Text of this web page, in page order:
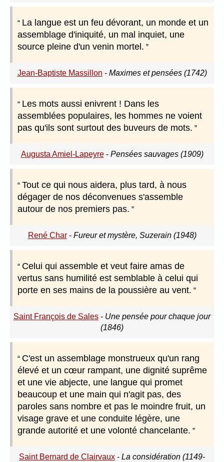
La langue est un feu dévorant, un monde et un
assemblage d'iniquité, un mal inquiet, une
source pleine d'un venin mortel.
Jean-Baptiste Massillon - Maximes et pensées (1742)
Les mots aussi enivrent ! Dans les
assemblées populaires, les hommes ne voient
pas qu'ils sont surtout des buveurs de mots.
Augusta Amiel-Lapeyre- Pensées sauvages (1909)
Tout ce qui nous aidera, plus tard, à nous
dégager de nos déconvenues s'assemble
autour de nos premiers pas.
René Char- Fureur et mystère, Suzerain (1948)
Celui qui assemble et veut faire amas de
vertus sans humilité est semblable à celui qui
porte en ses mains de la poussière au vent.
Saint François de Sales - Une pensée pour chaque jour
(1846)
C'est un assemblage monstrueux qu'un rang
élevé et un cœur rampant, une dignité suprême
et une vie abjecte, une langue qui promet
beaucoup et une main qui n'agit pas, des
paroles sans nombre et pas le moindre fruit, un
visage grave et une conduite légère, une
grande autorité et une volonté chancelante.
Saint Bernard de Clairvaux - La considération (1149-